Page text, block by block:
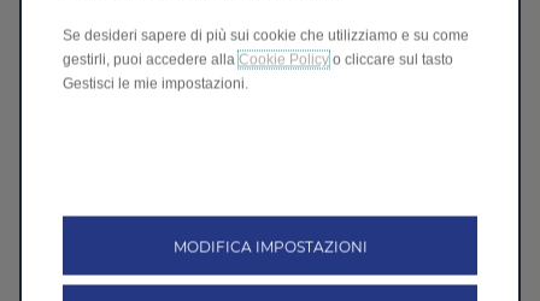
Richiedi il tuo preventivo
Se desideri sapere di più sui cookie che utilizziamo e su come
gestirli, puoi accedere alla Cookie Policy o cliccare sul tasto
Gestisci le mie impostazioni.
MODIFICA IMPOSTAZIONI